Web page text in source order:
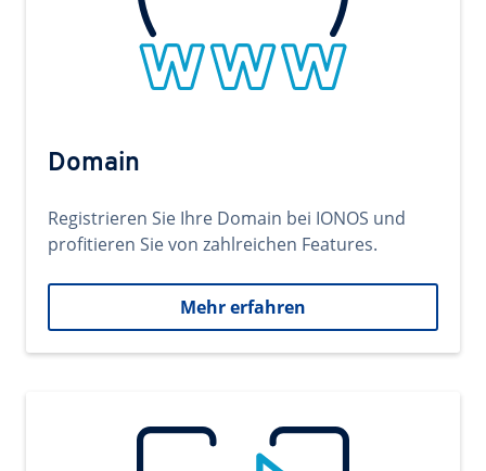
Domain
Registrieren Sie Ihre Domain bei IONOS und
profitieren Sie von zahlreichen Features.
Mehr erfahren